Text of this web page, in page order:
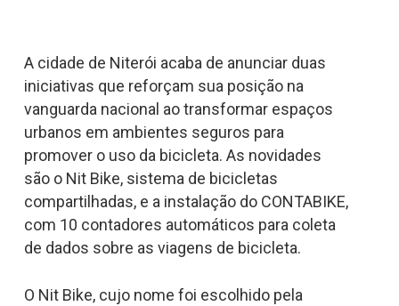
A cidade de Niterói acaba de anunciar duas
iniciativas que reforçam sua posição na
vanguarda nacional ao transformar espaços
urbanos em ambientes seguros para
promover o uso da bicicleta. As novidades
são o Nit Bike, sistema de bicicletas
compartilhadas, e a instalação do CONTABIKE,
com 10 contadores automáticos para coleta
de dados sobre as viagens de bicicleta.
O Nit Bike, cujo nome foi escolhido pela